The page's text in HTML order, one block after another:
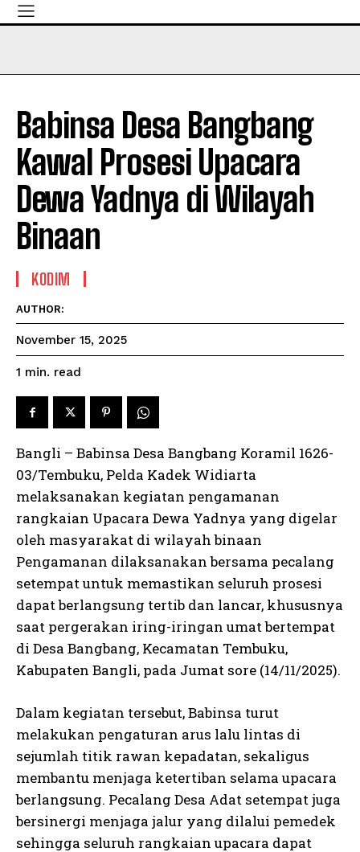
Babinsa Desa Bangbang
Kawal Prosesi Upacara
Dewa Yadnya di Wilayah
Binaan
KODIM
AUTHOR:
November 15, 2025
1 min. read
Bangli – Babinsa Desa Bangbang Koramil 1626-
03/Tembuku, Pelda Kadek Widiarta
melaksanakan kegiatan pengamanan
rangkaian Upacara Dewa Yadnya yang digelar
oleh masyarakat di wilayah binaan
Pengamanan dilaksanakan bersama pecalang
setempat untuk memastikan seluruh prosesi
dapat berlangsung tertib dan lancar, khususnya
saat pergerakan iring-iringan umat bertempat
di Desa Bangbang, Kecamatan Tembuku,
Kabupaten Bangli, pada Jumat sore (14/11/2025).
Dalam kegiatan tersebut, Babinsa turut
melakukan pengaturan arus lalu lintas di
sejumlah titik rawan kepadatan, sekaligus
membantu menjaga ketertiban selama upacara
berlangsung. Pecalang Desa Adat setempat juga
bersinergi menjaga jalur yang dilalui pemedek
sehingga seluruh rangkaian upacara dapat